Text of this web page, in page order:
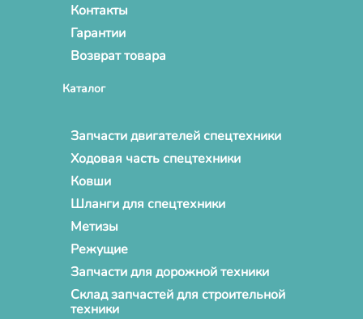
Контакты
Гарантии
Возврат товара
Каталог
Запчасти двигателей спецтехники
Ходовая часть спецтехники
Ковши
Шланги для спецтехники
Метизы
Режущие
Запчасти для дорожной техники
Склад запчастей для строительной
техники